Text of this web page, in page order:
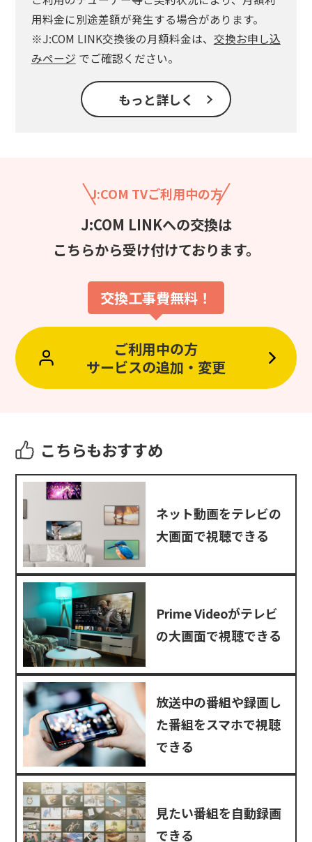
用料金に別途差額が発生する場合があります。
※J:COM LINK交換後の月額料金は、 交換お申し込
みページ でご確認ください。
もっと詳しく
J:COM TVご利用中の方
J:COM LINKへの交換は
こちらから受け付けております。
交換工事費無料！
ご利用中の方
サービスの追加・変更
こちらもおすすめ
ネット動画をテレビの
大画面で視聴できる
Prime Videoがテレビ
の大画面で視聴できる
放送中の番組や録画し
た番組をスマホで視聴
できる
見たい番組を自動録画
できる